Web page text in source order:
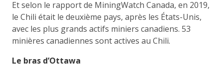
Et selon le rapport de MiningWatch Canada, en 2019,
le Chili était le deuxième pays, après les États-Unis,
avec les plus grands actifs miniers canadiens. 53
minières canadiennes sont actives au Chili.
Le bras d’Ottawa